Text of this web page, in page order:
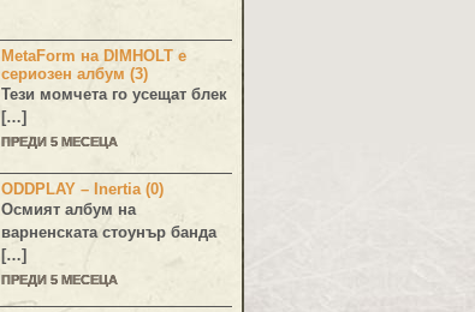
MetaForm на DIMHOLT е
сериозен албум (3)
Тези момчета го усещат блек
[…]
ПРЕДИ 5 МЕСЕЦА
ODDPLAY – Inertia (0)
Осмият албум на
варненската стоунър банда
[…]
ПРЕДИ 5 МЕСЕЦА